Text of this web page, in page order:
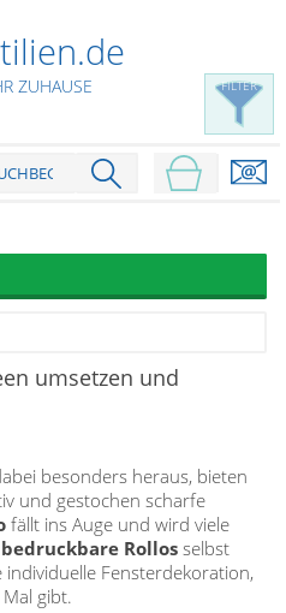
ZUHAUSE FILTER
umsetzen und
besonders heraus, bieten
und gestochen scharfe
fällt ins Auge und wird viele
bedruckbare Rollosselbst
individuelle Fensterdekoration,
gibt.